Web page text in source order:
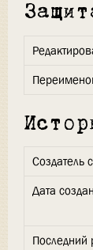
Создатель
Дата
Последний